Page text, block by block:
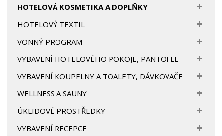
HOTELOVÁ KOSMETIKA A DOPLŇKY
HOTELOVÝ TEXTIL
VONNÝ PROGRAM
VYBAVENÍ HOTELOVÉHO POKOJE, PANTOFLE
VYBAVENÍ KOUPELNY A TOALETY, DÁVKOVAČE
WELLNESS A SAUNY
ÚKLIDOVÉ PROSTŘEDKY
VYBAVENÍ RECEPCE